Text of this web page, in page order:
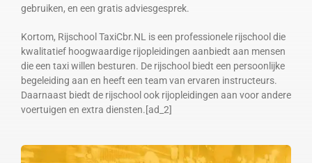
gebruiken, en een gratis adviesgesprek.
Kortom, Rijschool TaxiCbr.NL is een professionele rijschool die
kwalitatief hoogwaardige rijopleidingen aanbiedt aan mensen
die een taxi willen besturen. De rijschool biedt een persoonlijke
begeleiding aan en heeft een team van ervaren instructeurs.
Daarnaast biedt de rijschool ook rijopleidingen aan voor andere
voertuigen en extra diensten.[ad_2]